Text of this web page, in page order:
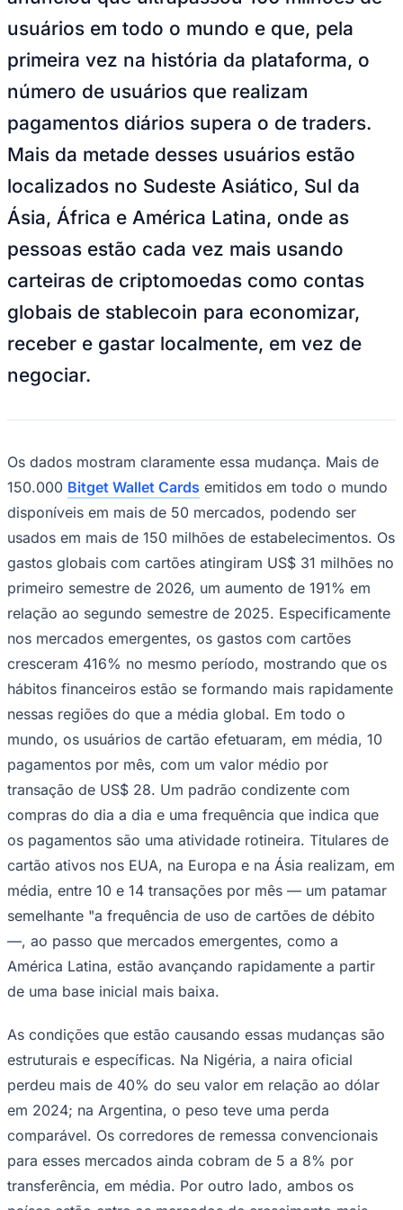
Para Sua Empresa
Guia de Empresas
Vagas na Região
Novo
Guia Comercial
Selo Verificado
Portal Educacional
Agenda de Vestibulares
Vagas de Emprego
Concursos
Panorama Econômico
Panorama Econômico
Verificar EmpresaNovo
Publicidade Legal
UFC
MLB
NHL
Atletismo
Vôlei
NBB
Competições de Futebol
Brasileirão Série A
Brasileirão Série B
Paulistão
Copa do Brasil
Libertadores
Sul-Americana
Copa América
Champions League
Premier League
La Liga
Mundial 2026
Times - Ir direto
usuários em todo o mundo e que, pela
primeira vez na história da plataforma, o
número de usuários que realizam
pagamentos diários supera o de traders.
Mais da metade desses usuários estão
localizados no Sudeste Asiático, Sul da
Ásia, África e América Latina, onde as
pessoas estão cada vez mais usando
carteiras de criptomoedas como contas
globais de stablecoin para economizar,
receber e gastar localmente, em vez de
negociar.
Os dados mostram claramente essa mudança. Mais de
150.000 Bitget Wallet Cards emitidos em todo o mundo
disponíveis em mais de 50 mercados, podendo ser
usados em mais de 150 milhões de estabelecimentos. Os
gastos globais com cartões atingiram US$ 31 milhões no
primeiro semestre de 2026, um aumento de 191% em
relação ao segundo semestre de 2025. Especificamente
nos mercados emergentes, os gastos com cartões
cresceram 416% no mesmo período, mostrando que os
hábitos financeiros estão se formando mais rapidamente
nessas regiões do que a média global. Em todo o
mundo, os usuários de cartão efetuaram, em média, 10
pagamentos por mês, com um valor médio por
transação de US$ 28. Um padrão condizente com
compras do dia a dia e uma frequência que indica que
os pagamentos são uma atividade rotineira. Titulares de
cartão ativos nos EUA, na Europa e na Ásia realizam, em
média, entre 10 e 14 transações por mês — um patamar
semelhante "a frequência de uso de cartões de débito
—, ao passo que mercados emergentes, como a
América Latina, estão avançando rapidamente a partir
de uma base inicial mais baixa.
As condições que estão causando essas mudanças são
estruturais e específicas. Na Nigéria, a naira oficial
perdeu mais de 40% do seu valor em relação ao dólar
em 2024; na Argentina, o peso teve uma perda
comparável. Os corredores de remessa convencionais
para esses mercados ainda cobram de 5 a 8% por
transferência, em média. Por outro lado, ambos os